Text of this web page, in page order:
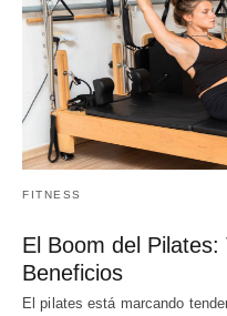
FITNESS
El Boom del
Beneficios
El pilates está marcando